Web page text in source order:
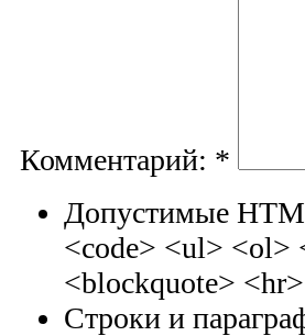
Комментарий: *
Допустимые
<code> <ul>
<blockquote> <hr>
Строки и